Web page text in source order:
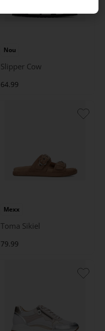
Nou
Slipper Cow
64.99
Mexx
Toma Sikiel
79.99